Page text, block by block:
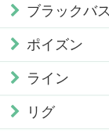
ブラックバス
ポイズン
ライン
リグ